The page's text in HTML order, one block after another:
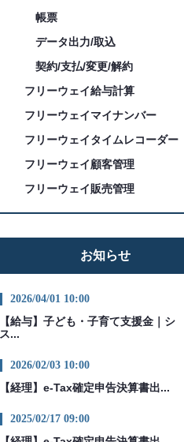
帳票
データ出力/取込
契約/支払/変更/解約
フリーウェイ給与計算
フリーウェイマイナンバー
フリーウェイタイムレコーダー
フリーウェイ顧客管理
フリーウェイ販売管理
お知らせ
2026/04/01 10:00
【給与】子ども・子育て支援金｜シ
ス...
2026/02/03 10:00
【経理】e-Tax確定申告決算書出...
2025/02/17 09:00